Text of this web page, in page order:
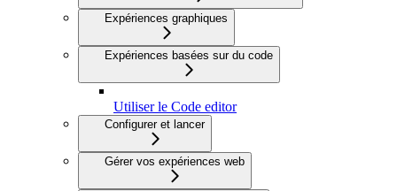
Expériences graphiques
Expériences basées sur du code
Utiliser le Code editor
Configurer et lancer
Gérer vos expériences web